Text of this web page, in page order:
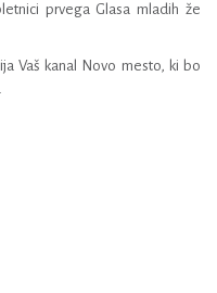
prvega Glasa mladih že
Vaš kanal Novo mesto, ki bo